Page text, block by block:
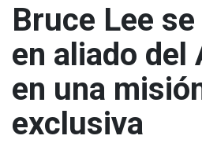
Bruce Lee
en aliado del
en una
exclusiva